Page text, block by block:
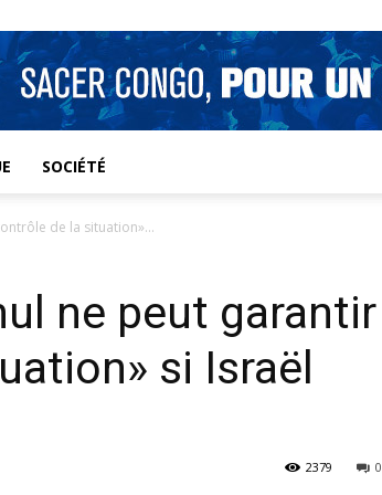
SOCIÉTÉ
de la situation»...
ne peut garantir
si Israël
0
2379